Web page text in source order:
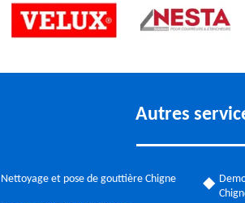
Autres
Nettoyage et pose de gouttière Chigne